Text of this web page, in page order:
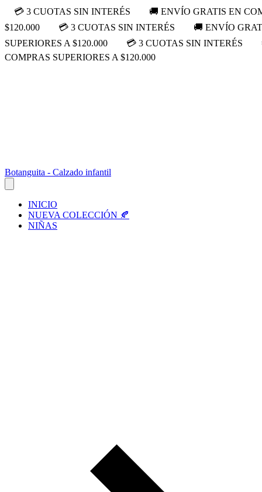
💳 3 CUOTAS SIN INTERÉS 🚚 ENVÍO GRATIS EN
$120.000
💳 3 CUOTAS SIN INTERÉS 🚚 ENVÍO
SUPERIORES A $120.000
💳 3 CUOTAS SIN INTERÉS
COMPRAS SUPERIORES A $120.000
Botanguita - Calzado infantil
INICIO
NUEVA COLECCIÓN 🍂
NIÑAS